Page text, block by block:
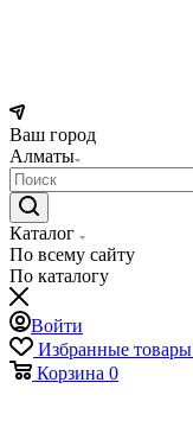
Ваш город
Алматы
Каталог
По всему сайту
По каталогу
Войти
Избранные товары
Корзина 0